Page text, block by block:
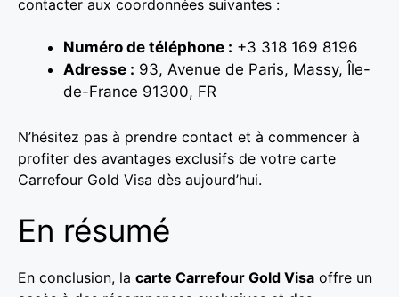
contacter aux coordonnées suivantes :
Numéro de téléphone : +3 318 169 8196
Adresse : 93, Avenue de Paris, Massy, Île-
de-France 91300, FR
N’hésitez pas à prendre contact et à commencer à
profiter des avantages exclusifs de votre carte
Carrefour Gold Visa dès aujourd’hui.
En résumé
En conclusion, la carte Carrefour Gold Visa offre un